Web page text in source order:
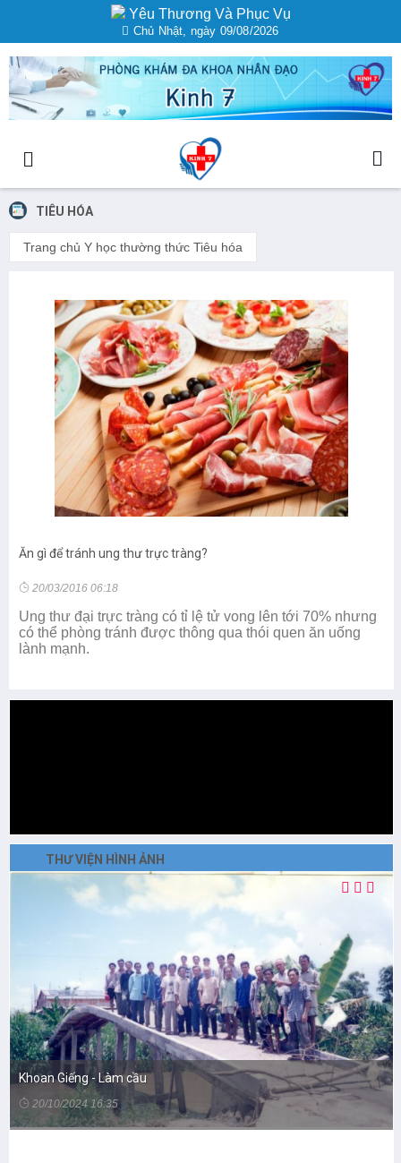
Yêu Thương Và Phục Vụ
Chủ Nhật, ngày 09/08/2026
TIÊU HÓA
Trang chủ Y học thường thức Tiêu hóa
Ăn gì để tránh ung thư trực tràng?
20/03/2016 06:18
Ung thư đại trực tràng có tỉ lệ tử vong lên tới 70% nhưng
có thể phòng tránh được thông qua thói quen ăn uống
lành mạnh.
THƯ VIỆN HÌNH ẢNH
Khoan Giếng - Làm cầu
20/10/2024 16:35